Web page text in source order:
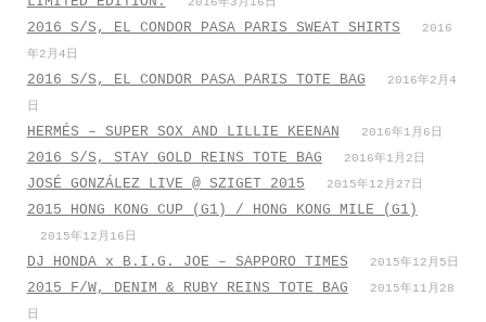
2016 S/S, EL CONDOR PASA PARIS SWEAT SHIRTS
2016
年2月4日
2016 S/S, EL CONDOR PASA PARIS TOTE BAG
2016年2月4
日
HERMÉS – SUPER SOX AND LILLIE KEENAN 2016年1月6日
2016 S/S, STAY GOLD REINS TOTE BAG 2016年1月2日
JOSÉ GONZÁLEZ LIVE @ SZIGET 2015 2015年12月27日
2015 HONG KONG CUP (G1) / HONG KONG MILE (G1)
2015年12月16日
DJ HONDA x B.I.G. JOE – SAPPORO TIMES 2015年12月5日
2015 F/W, DENIM & RUBY REINS TOTE BAG
2015年11月28
日